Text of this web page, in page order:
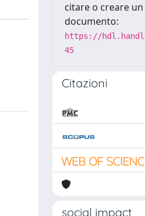
citare o creare
documento:
https://
45
Citazioni
social impact